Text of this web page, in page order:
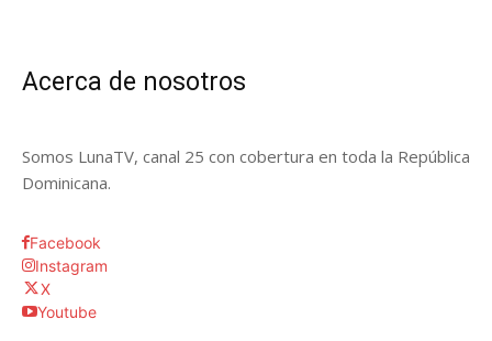
Acerca de nosotros
Somos LunaTV, canal 25 con cobertura en toda la República
Dominicana.
Facebook
Instagram
X
Youtube